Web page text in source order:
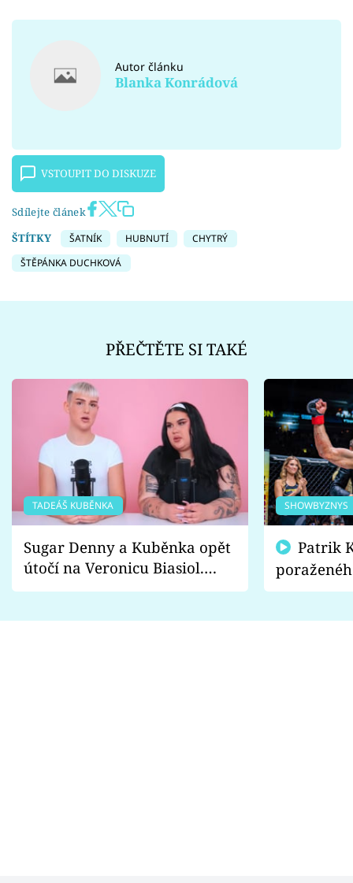
Autor článku
Blanka Konrádová
VSTOUPIT DO DISKUZE
Sdílejte článek
ŠTÍTKY
ŠATNÍK HUBNUTÍ
CHYTRÝ
ŠTĚPÁNKA DUCHKOVÁ
PŘEČTĚTE SI TAKÉ
TADEÁŠ KUBĚNKA
Sugar Denny a Kuběnka opět
útočí na Veronicu Biasiol.
Proč je podle nich falešná a
SHOWBYZNYS
fanoušci